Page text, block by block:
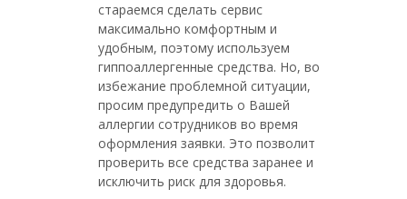
стараемся сделать сервис
максимально комфортным и
удобным, поэтому используем
гиппоаллергенные средства. Но, во
избежание проблемной ситуации,
просим предупредить о Вашей
аллергии сотрудников во время
оформления заявки. Это позволит
проверить все средства заранее и
исключить риск для здоровья.